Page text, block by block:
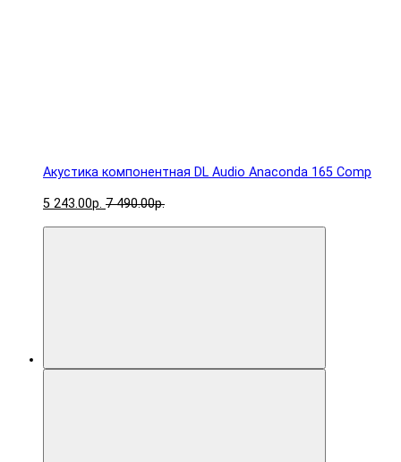
Акустика компонентная DL Audio Anaconda 165 Comp
5 243.00р. 7 490.00р.